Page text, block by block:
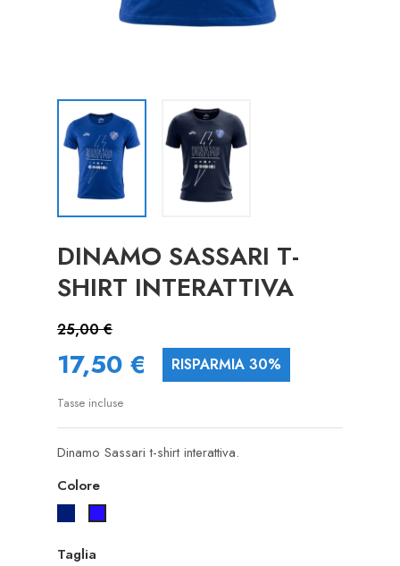
DINAMO SASSARI T-
SHIRT INTERATTIVA
25,00 €
17,50 € RISPARMIA 30%
Tasse incluse
Dinamo Sassari t-shirt interattiva.
Colore
Taglia